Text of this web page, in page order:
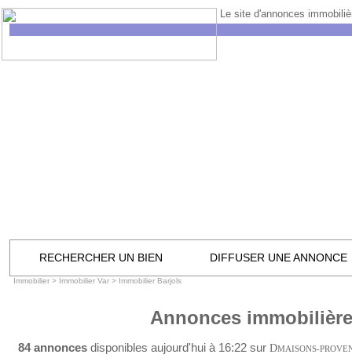
Le site d'annonces
RECHERCHER UN BIEN DIFFUSER UNE ANNONCE
Immobilier > Immobilier Var > Immobilier Barjols
Annonces
84 annonces disponibles aujourd'hui à 16:22 sur DMAISONS-